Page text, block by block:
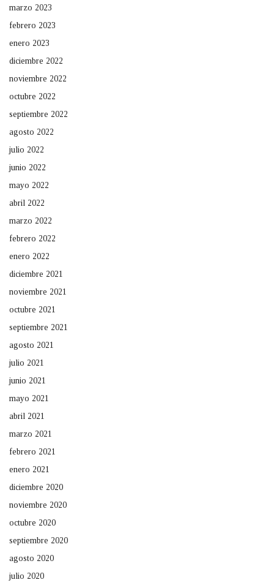
marzo 2023
febrero 2023
enero 2023
diciembre 2022
noviembre 2022
octubre 2022
septiembre 2022
agosto 2022
julio 2022
junio 2022
mayo 2022
abril 2022
marzo 2022
febrero 2022
enero 2022
diciembre 2021
noviembre 2021
octubre 2021
septiembre 2021
agosto 2021
julio 2021
junio 2021
mayo 2021
abril 2021
marzo 2021
febrero 2021
enero 2021
diciembre 2020
noviembre 2020
octubre 2020
septiembre 2020
agosto 2020
julio 2020